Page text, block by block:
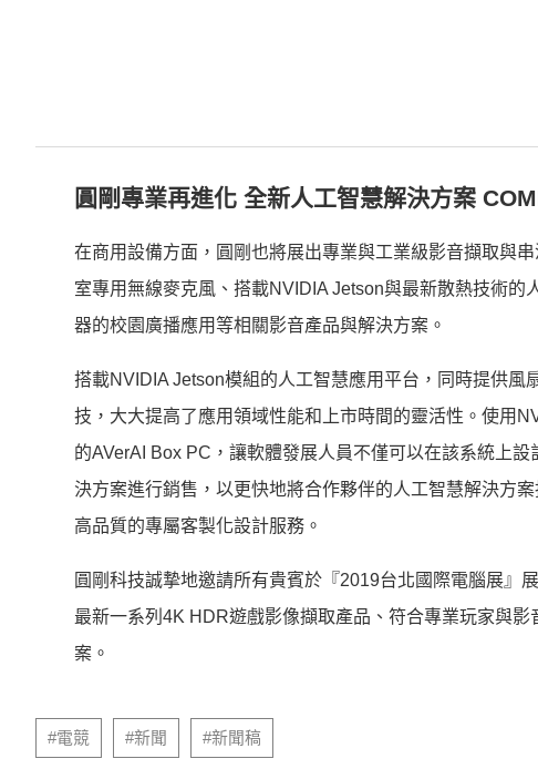
圓剛專業再進化 全新人工智慧解決方案
在商用設備方面，圓剛也將展出專業與工業級影音擷取與
室專用無線麥克風、搭載NVIDIA Jetson與最新散熱技術
器的校園廣播應用等相關影音產品與解決方案。
搭載NVIDIA Jetson模組的人工智慧應用平台，同時提供
技，大大提高了應用領域性能和上市時間的靈活性。使用
的AVerAI Box PC，讓軟體發展人員不僅可以在該系統上
決方案進行銷售，以更快地將合作夥伴的人工智慧解決方
高品質的專屬客製化設計服務。
圓剛科技誠摯地邀請所有貴賓於『2019台北國際電腦展』
最新一系列4K HDR遊戲影像擷取產品、符合專業玩家與
案。
#電競 #新聞 #新聞稿